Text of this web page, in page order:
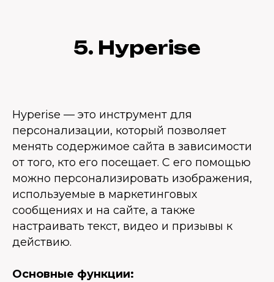
5. Hyperise
Hyperise — это инструмент для
персонализации, который позволяет
менять содержимое сайта в зависимости
от того, кто его посещает. С его помощью
можно персонализировать изображения,
используемые в маркетинговых
сообщениях и на сайте, а также
настраивать текст, видео и призывы к
действию.
Основные функции: